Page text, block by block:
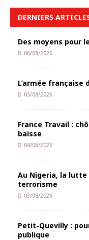
DERNIERS
Des moyens pour
06/08/2026
L’armée française
05/08/2026
France Travail :
baisse
04/08/2026
Au Nigeria, la
terrorisme
03/08/2026
Petit-Quevilly :
publique